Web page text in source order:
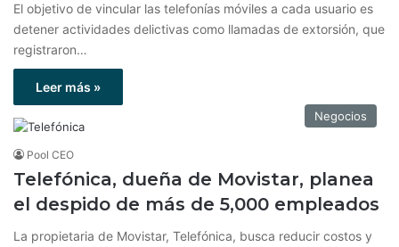
El objetivo de vincular las telefonías móviles a cada usuario es
detener actividades delictivas como llamadas de extorsión, que
registraron…
Leer más »
Negocios
Pool CEO
Telefónica, dueña de Movistar, planea
el despido de más de 5,000 empleados
La propietaria de Movistar, Telefónica, busca reducir costos y